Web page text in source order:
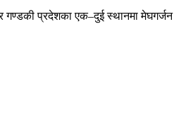
प्रदेशका एक–दुई स्थानमा मेघगर्जन